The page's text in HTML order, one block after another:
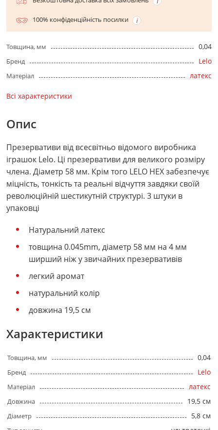
100% конфіденційність посилки
Товщина, мм 0,04
Бренд Lelo
Матеріал латекс
Всі характеристики
Опис
Презервативи від всесвітньо відомого виробника
іграшок Lelo. Ці презервативи для великого розміру
члена. Діаметр 58 мм. Крім того LELO HEX забезпечує
міцність, тонкість та реальні відчуття завдяки своїй
революційній шестикутній структурі. 3 штуки в
упаковці
Натуральний латекс
товщина 0.045mm, діаметр 58 мм на 4 мм
ширший ніж у звичайних презервативів
легкий аромат
натуральний колір
довжина 19,5 см
Характеристики
Товщина, мм 0,04
Бренд Lelo
Матеріал латекс
Довжина 19,5 см
Діаметр 5,8 см